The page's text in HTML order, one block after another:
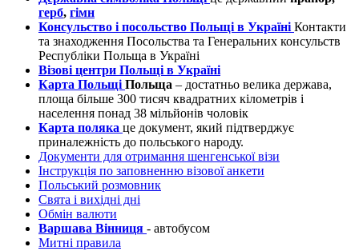
герб, гімн
Консульство і посольство Польщі в Україні Контакти
та знаходження Посольства та Генеральних консульств
Республіки Польща в Україні
Візові центри Польщі в Україні
Карта Польщі Польща – достатньо велика держава,
площа більше 300 тисяч квадратних кілометрів і
населення понад 38 мільйонів чоловік
Карта поляка це документ, який підтверджує
приналежність до польського народу.
Документи для отримання шенгенської візи
Інструкція по заповненню візової анкети
Польський розмовник
Свята і вихідні дні
Обмін валюти
Варшава Вінниця - автобусом
Митні правила